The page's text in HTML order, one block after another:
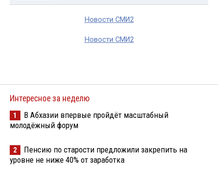
Новости СМИ2
Новости СМИ2
Интересное за неделю
1
В Абхазии впервые пройдёт масштабный
молодёжный форум
2
Пенсию по старости предложили закрепить на
уровне не ниже 40% от заработка